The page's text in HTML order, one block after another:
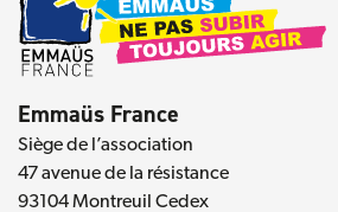
Emmaüs France
Siège de l’association
47 avenue de la résistance
93104 Montreuil Cedex